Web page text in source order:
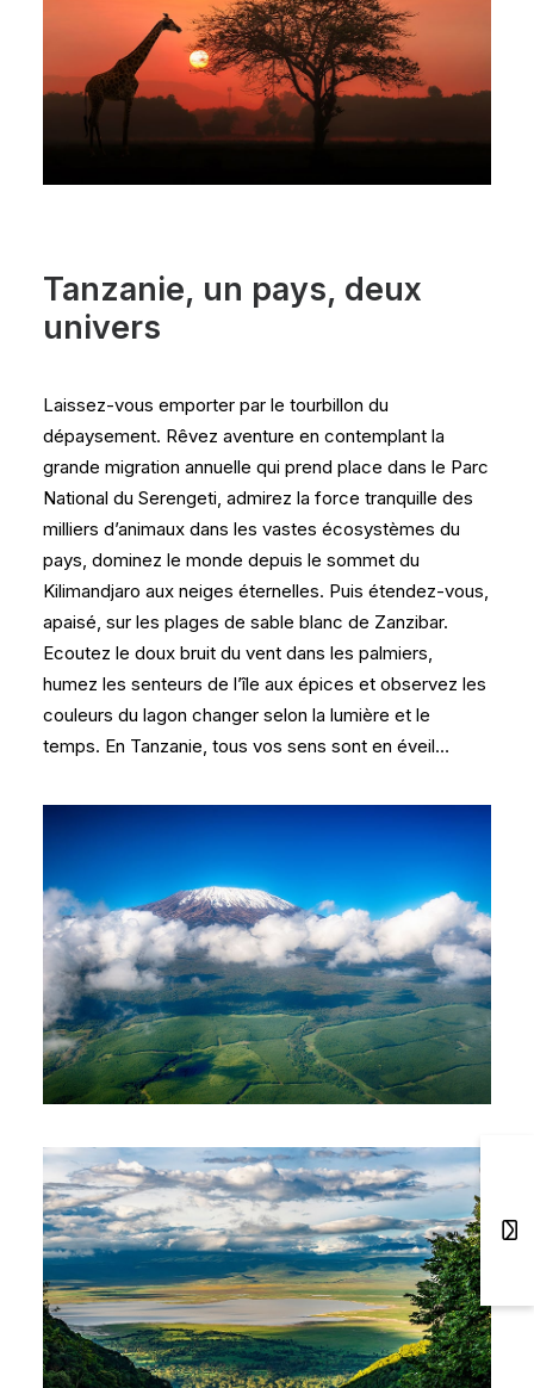
Tanzanie, un pays, deux
univers
Laissez-vous emporter par le tourbillon du
dépaysement. Rêvez aventure en contemplant la
grande migration annuelle qui prend place dans le Parc
National du Serengeti, admirez la force tranquille des
milliers d’animaux dans les vastes écosystèmes du
pays, dominez le monde depuis le sommet du
Kilimandjaro aux neiges éternelles. Puis étendez-vous,
apaisé, sur les plages de sable blanc de Zanzibar.
Ecoutez le doux bruit du vent dans les palmiers,
humez les senteurs de l’île aux épices et observez les
couleurs du lagon changer selon la lumière et le
temps. En Tanzanie, tous vos sens sont en éveil…